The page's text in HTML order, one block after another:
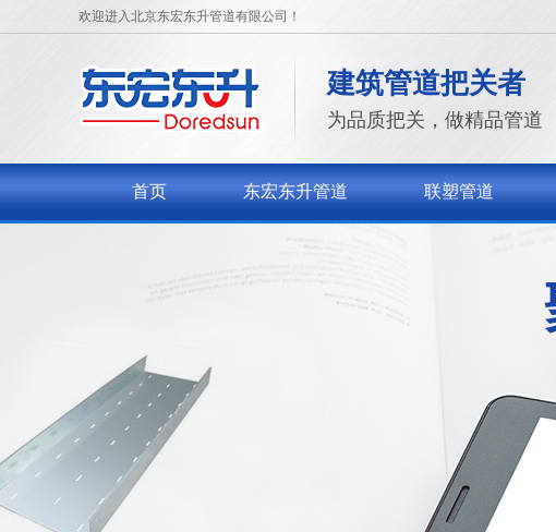
欢迎进入北京东宏东升管道有限公司！
建筑管道把关者
为品质把关，做精品管道
首页 东宏东升管道 联塑管道